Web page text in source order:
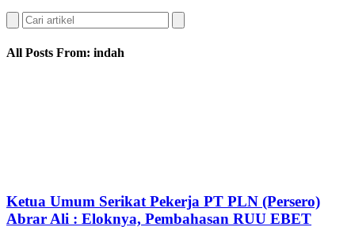
All Posts From: indah
Ketua Umum Serikat Pekerja PT PLN (Persero)
Abrar Ali : Eloknya, Pembahasan RUU EBET